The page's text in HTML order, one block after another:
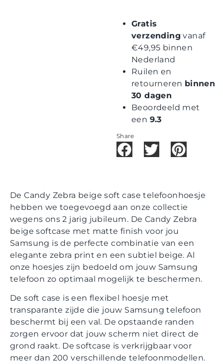
Gratis
verzending vanaf
€49,95 binnen
Nederland
Ruilen en
retourneren binnen
30 dagen
Beoordeeld met
een 9.3
Share
De Candy Zebra beige soft case telefoonhoesje
hebben we toegevoegd aan onze collectie
wegens ons 2 jarig jubileum. De Candy Zebra
beige softcase met matte finish voor jou
Samsung is de perfecte combinatie van een
elegante zebra print en een subtiel beige. Al
onze hoesjes zijn bedoeld om jouw Samsung
telefoon zo optimaal mogelijk te beschermen.
De soft case is een flexibel hoesje met
transparante zijde die jouw Samsung telefoon
beschermt bij een val. De opstaande randen
zorgen ervoor dat jouw scherm niet direct de
grond raakt. De softcase is verkrijgbaar voor
meer dan 200 verschillende telefoonmodellen.